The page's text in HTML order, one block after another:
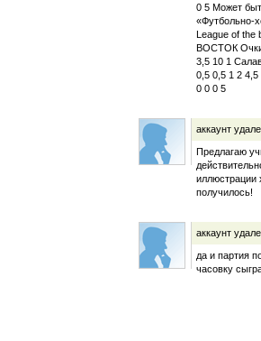
0 5 Может
«Футбольно-
League of
ВОСТОК Очки
3,5 10 1
0,5 0,5 1 2
0 0 0 5
аккаунт
Предлагаю
иллюстрации
получилось!
аккаунт
да и партия
часовку